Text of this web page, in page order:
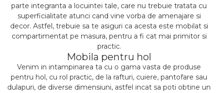
parte integranta a locuintei tale, care nu trebuie tratata cu
superficialitate atunci cand vine vorba de amenajare si
decor. Astfel, trebuie sa te asiguri ca acesta este mobilat si
compartimentat pe masura, pentru a fi cat mai primitor si
practic.
Mobila pentru hol
Venim in intampinarea ta cu o gama vasta de produse
pentru hol, cu rol practic, de la rafturi, cuiere, pantofare sau
dulapuri, de diverse dimensiuni, astfel incat sa poti obtine un